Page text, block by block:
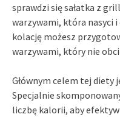
sprawdzi się sałatka z
warzywami, która nasyci
kolację możesz
warzywami, który nie
Głównym celem tej diety
Specjalnie
liczbę kalorii, aby